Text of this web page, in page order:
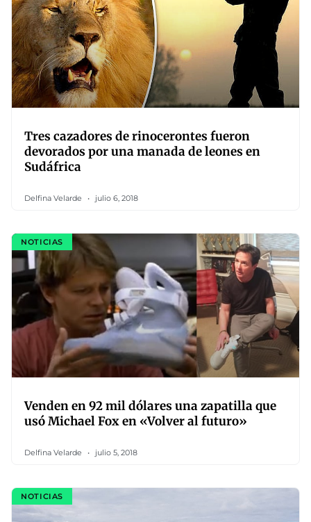
Tres cazadores de rinocerontes fueron
devorados por una manada de leones en
Sudáfrica
Delfina Velarde julio 6, 2018
NOTICIAS
Venden en 92 mil dólares una zapatilla que
usó Michael Fox en «Volver al futuro»
Delfina Velarde julio 5, 2018
NOTICIAS